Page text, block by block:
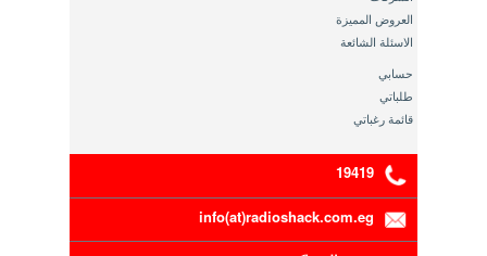
العروض المميزة
الاسئلة الشائعة
حسابي
طلباتي
قائمة رغباتي
19419
info(at)radioshack.com.eg